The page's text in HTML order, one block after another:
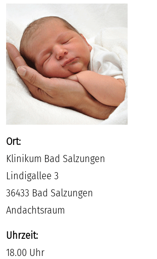
Ort:
Klinikum Bad Salzungen
Lindigallee 3
36433 Bad Salzungen
Andachtsraum
Uhrzeit:
18.00 Uhr